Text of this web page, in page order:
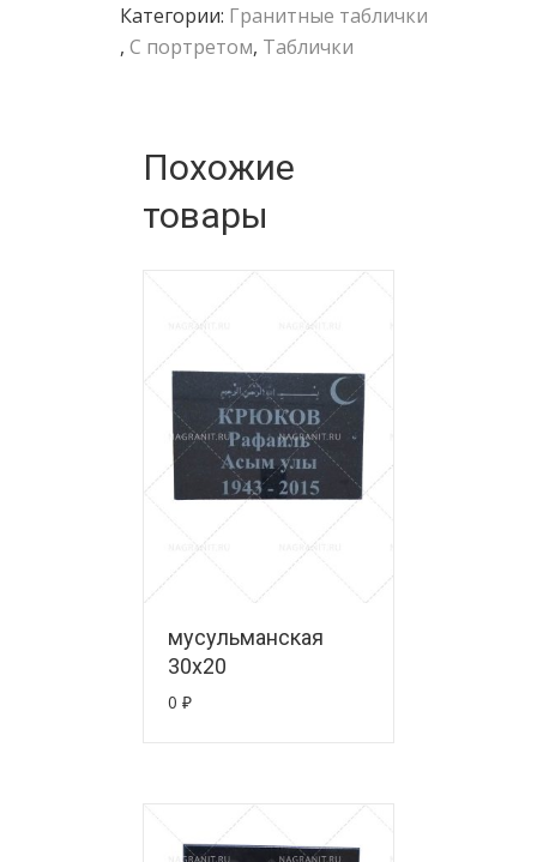
Категории: Гранитные таблички
, С портретом, Таблички
Похожие
товары
мусульманская
30х20
0 ₽